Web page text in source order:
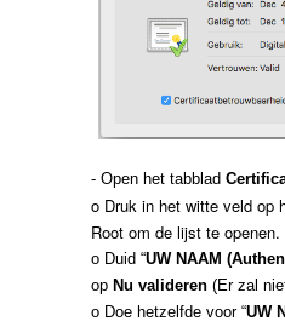
- Open het tabblad
o Druk in het witte veld op
Root om de lijst te openen.
o Duid “UW NAAM
op Nu valideren (Er zal
o Doe hetzelfde voor “UW